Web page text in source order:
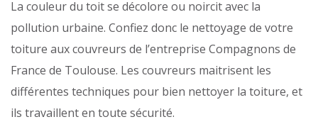
La couleur du toit se décolore ou noircit avec la
pollution urbaine. Confiez donc le nettoyage de votre
toiture aux couvreurs de l’entreprise Compagnons de
France de Toulouse. Les couvreurs maitrisent les
différentes techniques pour bien nettoyer la toiture, et
ils travaillent en toute sécurité.